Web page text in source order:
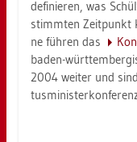
de­fi­nie­ren, was
stimm­ten Zeit­punkt
ne füh­ren das
baden-
2004 wei­ter und